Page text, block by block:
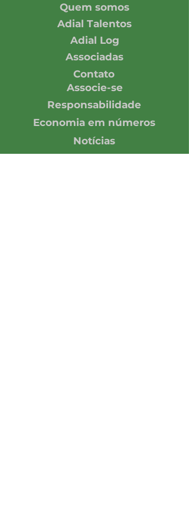
Quem somos
Adial Talentos
Adial Log
Associadas
Contato
Associe-se
Responsabilidade
Economia em números
Notícias